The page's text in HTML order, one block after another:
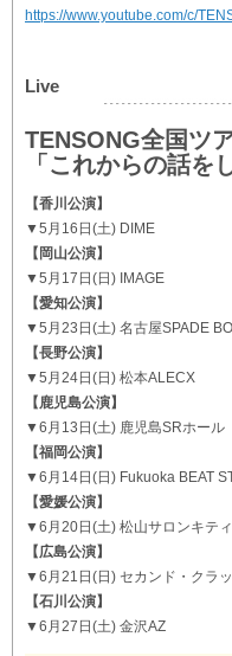
https://www.youtube.com/c/
Live
TENSONG全国ツ
「これからの話を
【香川公演】
▼5月16日(土) DIME
【岡山公演】
▼5月17日(日) IMAGE
【愛知公演】
▼5月23日(土) 名古屋SPADE
【長野公演】
▼5月24日(日) 松本ALECX
【鹿児島公演】
▼6月13日(土) 鹿児島SRホール
【福岡公演】
▼6月14日(日) Fukuoka BEAT
【愛媛公演】
▼6月20日(土) 松山サロンキティ
【広島公演】
▼6月21日(日) セカンド・クラ
【石川公演】
▼6月27日(土) 金沢AZ